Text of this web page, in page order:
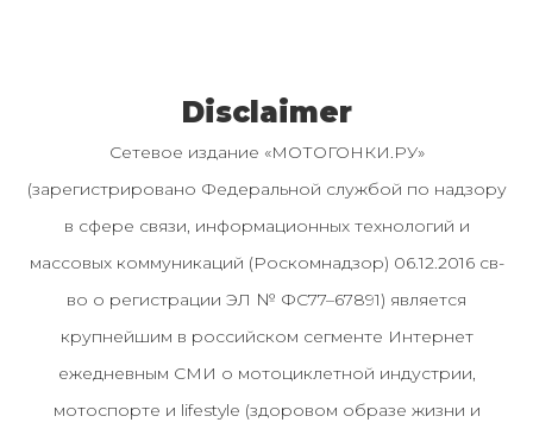
Disclaimer
Сетевое издание «МОТОГОНКИ.РУ»
(зарегистрировано Федеральной службой по надзору
в сфере связи, информационных технологий и
массовых коммуникаций (Роскомнадзор) 06.12.2016 св-
во о регистрации ЭЛ № ФС77–67891) является
крупнейшим в российском сегменте Интернет
ежедневным СМИ о мотоциклетной индустрии,
мотоспорте и lifestyle (здоровом образе жизни и